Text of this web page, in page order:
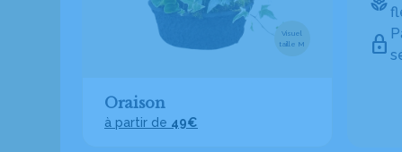
Visuel
taille M
Oraison
à partir de 49€